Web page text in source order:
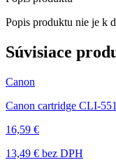
Popis produktu nie je k
Súvisiace
Canon
Canon cartridge CLI-
16,59 €
13,49 € bez DPH